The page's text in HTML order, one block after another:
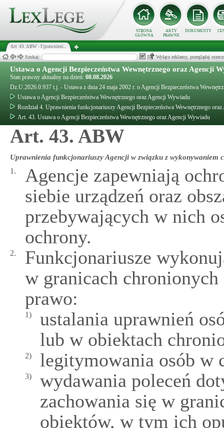
STRONA
GŁÓWNA
AKTY
PRAWNE
DOKUMENTY
Art. 43. ABW - Uprawnieni...
Szukaj: Wyłącz reklamy, przeglądaj
Ustawa o Agencji Bezpieczeństwa Wewnętrznego oraz Agencji
Stan prawny aktualny na dzień: 08.08.2026
Dz.U.2026.0.937 t.j. - Ustawa z dnia 24 maja 2002 r. o Agencji Bezpieczeństwa
Ustawa o Agencji Bezpieczeństwa Wewnętrznego oraz Agencji Wywiadu
Rozdział 4. Uprawnienia funkcjonariuszy Agencji Bezpieczeństwa Wewnętrznego
Art. 43. Ustawa o Agencji Bezpieczeństwa Wewnętrznego oraz Agencji Wywiadu
Art. 43. ABW
Uprawnienia funkcjonariuszy Agencji w związku z wykonywaniem
1.
Agencje zapewniają
siebie urządzeń oraz
przebywających w nich
ochrony.
2.
Funkcjonariusze
w granicach
prawo:
1)
ustalania uprawnień
lub w obiektach
2) legitymowania osób w
3)
wydawania poleceń
zachowania się w
obiektów, w tym ich